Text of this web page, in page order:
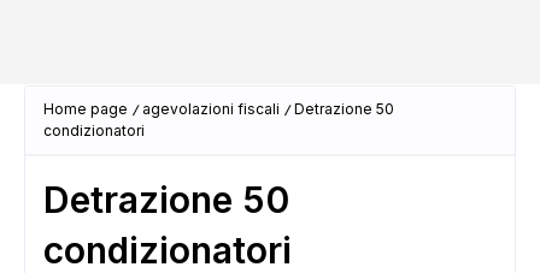
Home page agevolazioni fiscali
Detrazione 50
condizionatori
Detrazione 50
condizionatori